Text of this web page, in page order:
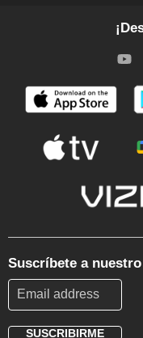
Suscríbete a
SUSCRIBIRME